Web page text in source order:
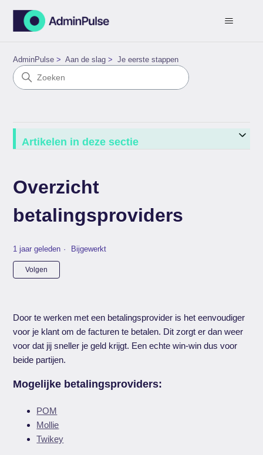
AdminPulse Aan de slag Je eerste stappen
Artikelen in deze sectie
Overzicht
betalingsproviders
1 jaar geleden Bijgewerkt
Volgen
Door te werken met een betalingsprovider is het eenvoudiger
voor je klant om de facturen te betalen. Dit zorgt er dan weer
voor dat jij sneller je geld krijgt. Een echte win-win dus voor
beide partijen.
Mogelijke betalingsproviders:
POM
Mollie
Twikey